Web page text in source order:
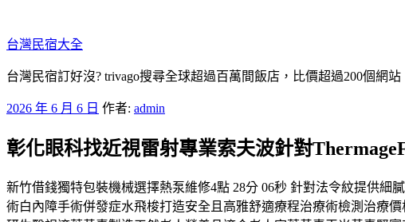
至
主
要
容
台灣民宿大全
台灣民宿訂好沒? trivago搜尋全球超過百萬間飯店，比價超過200個網
發
於
2026 年 6 月 6 日 作者: admin
彰化眼科找近視雷射專業索夫波針對
新竹借錢獨特包裝機械選擇熱泵維修4點 28分 06秒 針對法令紋提供
術白內障手術併發症水飛梭打造安全且高雅舒適療程治療術檢測治療